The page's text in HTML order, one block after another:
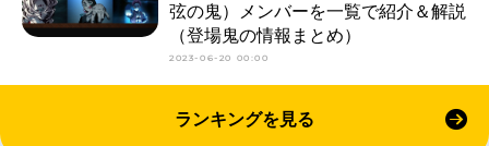
弦の鬼）メンバーを一覧で紹介＆解説
（登場鬼の情報まとめ）
2023-06-20 00:00
ランキングを見る